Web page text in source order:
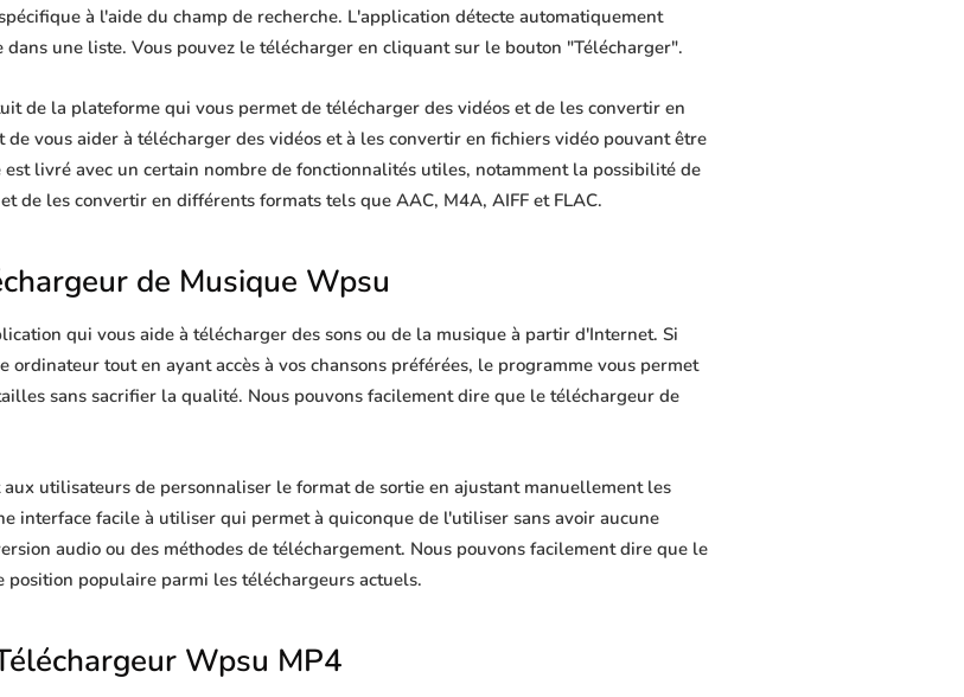
à l'aide du champ de recherche. L'application détecte automatiquement
une liste. Vous pouvez le télécharger en cliquant sur le bouton "Télécharger".
de la plateforme qui vous permet de télécharger des vidéos et de les convertir en
vous aider à télécharger des vidéos et à les convertir en fichiers vidéo pouvant être
livré avec un certain nombre de fonctionnalités utiles, notamment la possibilité de
de les convertir en différents formats tels que AAC, M4A, AIFF et FLAC.
de Musique Wpsu
qui vous aide à télécharger des sons ou de la musique à partir d'Internet. Si
ordinateur tout en ayant accès à vos chansons préférées, le programme vous permet
sans sacrifier la qualité. Nous pouvons facilement dire que le téléchargeur de
utilisateurs de personnaliser le format de sortie en ajustant manuellement les
interface facile à utiliser qui permet à quiconque de l'utiliser sans avoir aucune
audio ou des méthodes de téléchargement. Nous pouvons facilement dire que le
populaire parmi les téléchargeurs actuels.
Wpsu MP4